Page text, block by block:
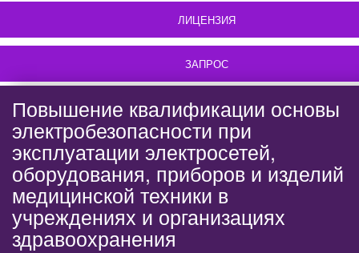
ЛИЦЕНЗИЯ
ЗАПРОС
Повышение квалификации основы
электробезопасности при
эксплуатации электросетей,
оборудования, приборов и изделий
медицинской техники в
учреждениях и организациях
здравоохранения